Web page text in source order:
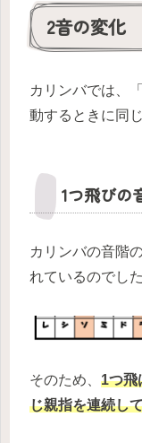
2音の変化
カリンバでは、
動するときに同
1つ飛びの
カリンバの音階
れているのでした
そのため、 1つ飛
じ親指を連続し